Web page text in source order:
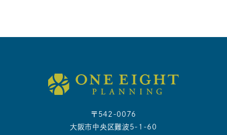
〒542-0076
大阪市中央区難波5-1-60